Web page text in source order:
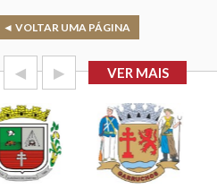
◄ VOLTAR UMA PÁGINA
◀ ▶ VER MAIS